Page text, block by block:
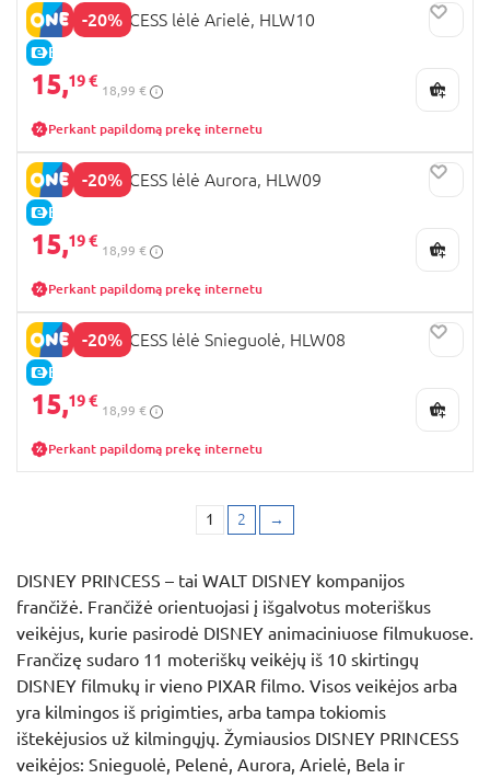
-20%
E-KAINA
DISNEY PRINCESS lėlė Arielė, HLW10
15,19 €
18,99 €
Perkant papildomą prekę internetu
-20%
E-KAINA
DISNEY PRINCESS lėlė Aurora, HLW09
15,19 €
18,99 €
Perkant papildomą prekę internetu
-20%
E-KAINA
DISNEY PRINCESS lėlė Snieguolė, HLW08
15,19 €
18,99 €
Perkant papildomą prekę internetu
1 2 →
DISNEY PRINCESS – tai WALT DISNEY kompanijos
frančižė. Frančižė orientuojasi į išgalvotus moteriškus
veikėjus, kurie pasirodė DISNEY animaciniuose filmukuose.
Frančizę sudaro 11 moteriškų veikėjų iš 10 skirtingų
DISNEY filmukų ir vieno PIXAR filmo. Visos veikėjos arba
yra kilmingos iš prigimties, arba tampa tokiomis
ištekėjusios už kilmingųjų. Žymiausios DISNEY PRINCESS
veikėjos: Snieguolė, Pelenė, Aurora, Arielė, Bela ir